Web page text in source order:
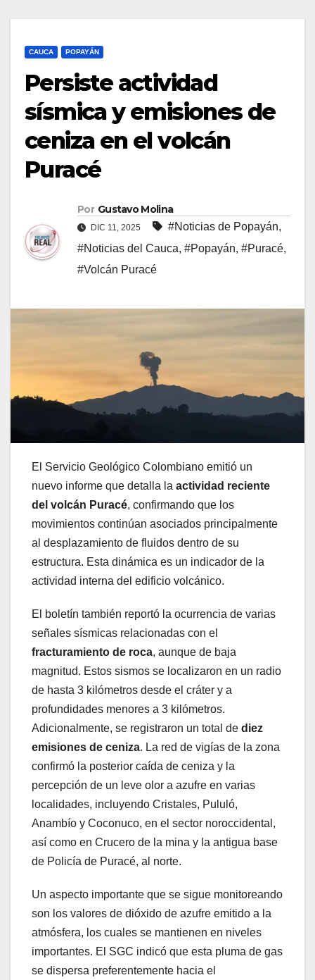
CAUCA POPAYÁN
Persiste actividad
sísmica y emisiones de
ceniza en el volcán
Puracé
Por Gustavo Molina
DIC 11, 2025 #Noticias de Popayán,
#Noticias del Cauca, #Popayán, #Puracé,
#Volcán Puracé
El Servicio Geológico Colombiano emitió un
nuevo informe que detalla la actividad reciente
del volcán Puracé, confirmando que los
movimientos continúan asociados principalmente
al desplazamiento de fluidos dentro de su
estructura. Esta dinámica es un indicador de la
actividad interna del edificio volcánico.
El boletín también reportó la ocurrencia de varias
señales sísmicas relacionadas con el
fracturamiento de roca, aunque de baja
magnitud. Estos sismos se localizaron en un radio
de hasta 3 kilómetros desde el cráter y a
profundidades menores a 3 kilómetros.
Adicionalmente, se registraron un total de diez
emisiones de ceniza. La red de vigías de la zona
confirmó la posterior caída de ceniza y la
percepción de un leve olor a azufre en varias
localidades, incluyendo Cristales, Pululó,
Anambío y Coconuco, en el sector noroccidental,
así como en Crucero de la mina y la antigua base
de Policía de Puracé, al norte.
Un aspecto importante que se sigue monitoreando
son los valores de dióxido de azufre emitido a la
atmósfera, los cuales se mantienen en niveles
importantes. El SGC indicó que esta pluma de gas
se dispersa preferentemente hacia el